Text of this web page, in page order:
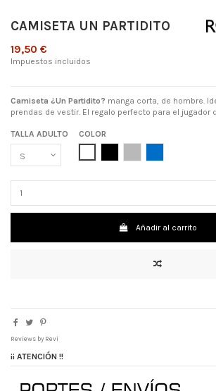
CAMISETA UN PARTIDITO
19,50 €
Impuestos incluidos
Camiseta ¿Un Partidito? manga corta, de hombre.
prendas de vestir. El regalo perfecto para el jugador
TALLA ADULTO
COLOR
Añadir al carrito
Reviews by Revi
¡¡ ATENCIÓN !!